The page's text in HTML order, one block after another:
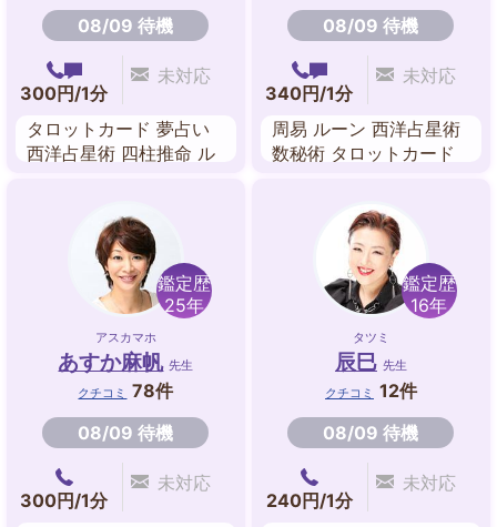
08/09 待機
300円/1分
未対応
タロットカード 夢占い
西洋占星術 四柱推命 ル
08/09 待機
340円/1分
未対応
周易 ルーン 西洋占星術
数秘術 タロットカード
鑑定歴
25年
アスカマホ
あすか麻帆 先生
クチコミ
78件
08/09 待機
300円/1分
未対応
鑑定歴
16年
タツミ
辰巳 先生
クチコミ 12件
08/09 待機
240円/1分
未対応